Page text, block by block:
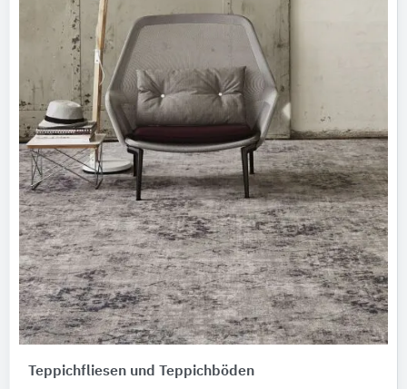
Teppichfliesen und Teppichböden